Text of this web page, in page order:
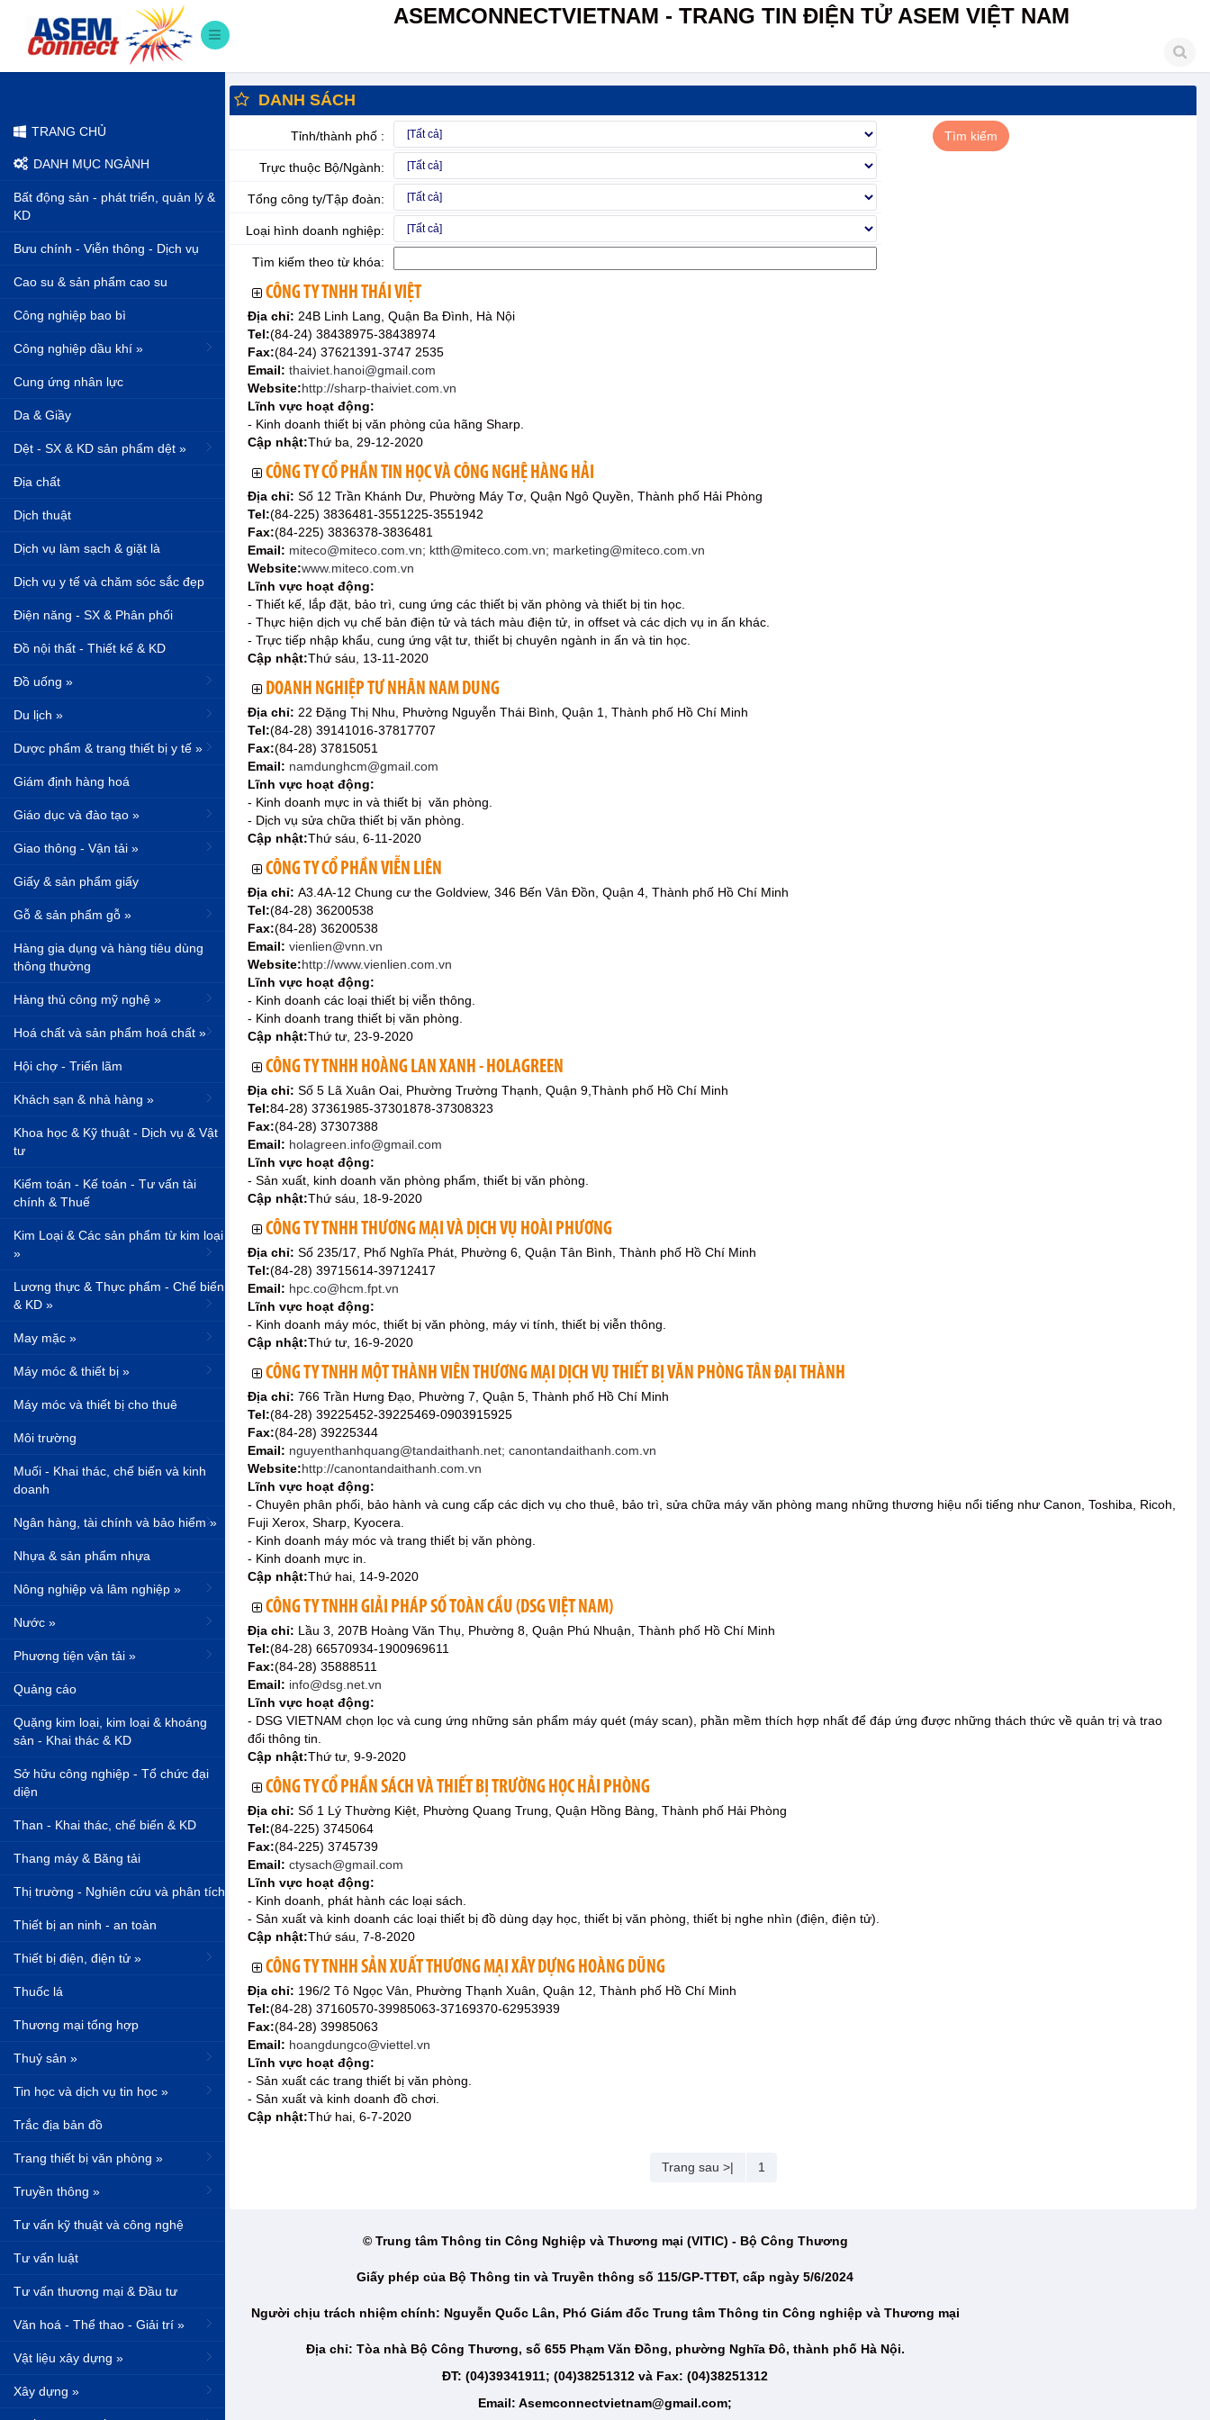
ASEMCONNECTVIETNAM - TRANG TIN ĐIỆN TỬ ASEM VIỆT NAM
TRANG CHỦ
DANH MỤC NGÀNH
Bất động sản - phát triển, quản lý &
KD
Bưu chính - Viễn thông - Dịch vụ
Cao su & sản phẩm cao su
Công nghiệp bao bì
Công nghiệp dầu khí »
Cung ứng nhân lực
Da & Giầy
Dệt - SX & KD sản phẩm dệt »
Địa chất
Dịch thuật
Dịch vụ làm sạch & giặt là
Dịch vụ y tế và chăm sóc sắc đẹp
Điện năng - SX & Phân phối
Đồ nội thất - Thiết kế & KD
Đồ uống »
Du lịch »
Dược phẩm & trang thiết bị y tế »
Giám định hàng hoá
Giáo dục và đào tạo »
Giao thông - Vận tải »
Giấy & sản phẩm giấy
Gỗ & sản phẩm gỗ »
Hàng gia dụng và hàng tiêu dùng
thông thường
Hàng thủ công mỹ nghệ »
Hoá chất và sản phẩm hoá chất »
Hội chợ - Triển lãm
Khách sạn & nhà hàng »
Khoa học & Kỹ thuật - Dịch vụ & Vật
tư
Kiểm toán - Kế toán - Tư vấn tài
chính & Thuế
Kim Loại & Các sản phẩm từ kim loại
»
Lương thực & Thực phẩm - Chế biến
& KD »
May mặc »
Máy móc & thiết bị »
Máy móc và thiết bị cho thuê
Môi trường
Muối - Khai thác, chế biến và kinh
doanh
Ngân hàng, tài chính và bảo hiểm »
Nhựa & sản phẩm nhựa
Nông nghiệp và lâm nghiệp »
Nước »
Phương tiện vận tải »
Quảng cáo
Quặng kim loại, kim loại & khoáng
sản - Khai thác & KD
Sở hữu công nghiệp - Tổ chức đại
diện
Than - Khai thác, chế biến & KD
Thang máy & Băng tải
Thị trường - Nghiên cứu và phân tích
Thiết bị an ninh - an toàn
Thiết bị điện, điện tử »
Thuốc lá
Thương mại tổng hợp
Thuỷ sản »
Tin học và dịch vụ tin học »
Trắc địa bản đồ
Trang thiết bị văn phòng »
Truyền thông »
Tư vấn kỹ thuật và công nghệ
Tư vấn luật
Tư vấn thương mại & Đầu tư
Văn hoá - Thể thao - Giải trí »
Vật liệu xây dựng »
Xây dựng »
DANH SÁCH
Tỉnh/thành phố :
Trực thuộc Bộ/Ngành:
Tổng công ty/Tập đoàn:
Loại hình doanh nghiệp:
Tìm kiếm theo từ khóa:
CÔNG TY TNHH THÁI VIỆT
Địa chỉ: 24B Linh Lang, Quận Ba Đình, Hà Nội
Tel:(84-24) 38438975-38438974
Fax:(84-24) 37621391-3747 2535
Email: thaiviet.hanoi@gmail.com
Website:http://sharp-thaiviet.com.vn
Lĩnh vực hoạt động:
- Kinh doanh thiết bị văn phòng của hãng Sharp.
Cập nhật:Thứ ba, 29-12-2020
CÔNG TY CỔ PHẦN TIN HỌC VÀ CÔNG NGHỆ HÀNG HẢI
Địa chỉ: Số 12 Trần Khánh Dư, Phường Máy Tơ, Quận Ngô Quyền, Thành phố Hải Phòng
Tel:(84-225) 3836481-3551225-3551942
Fax:(84-225) 3836378-3836481
Email: miteco@miteco.com.vn; ktth@miteco.com.vn; marketing@miteco.com.vn
Website:www.miteco.com.vn
Lĩnh vực hoạt động:
- Thiết kế, lắp đặt, bảo trì, cung ứng các thiết bị văn phòng và thiết bị tin học.
- Thực hiện dịch vụ chế bản điện tử và tách màu điện tử, in offset và các dịch vụ in ấn khác.
- Trực tiếp nhập khẩu, cung ứng vật tư, thiết bị chuyên ngành in ấn và tin học.
Cập nhật:Thứ sáu, 13-11-2020
DOANH NGHIỆP TƯ NHÂN NAM DUNG
Địa chỉ: 22 Đặng Thị Nhu, Phường Nguyễn Thái Bình, Quận 1, Thành phố Hồ Chí Minh
Tel:(84-28) 39141016-37817707
Fax:(84-28) 37815051
Email: namdunghcm@gmail.com
Lĩnh vực hoạt động:
- Kinh doanh mực in và thiết bị văn phòng.
- Dịch vụ sửa chữa thiết bị văn phòng.
Cập nhật:Thứ sáu, 6-11-2020
CÔNG TY CỔ PHẦN VIỄN LIÊN
Địa chỉ: A3.4A-12 Chung cư the Goldview, 346 Bến Vân Đồn, Quận 4, Thành phố Hồ Chí Minh
Tel:(84-28) 36200538
Fax:(84-28) 36200538
Email: vienlien@vnn.vn
Website:http://www.vienlien.com.vn
Lĩnh vực hoạt động:
- Kinh doanh các loại thiết bị viễn thông.
- Kinh doanh trang thiết bị văn phòng.
Cập nhật:Thứ tư, 23-9-2020
CÔNG TY TNHH HOÀNG LAN XANH - HOLAGREEN
Địa chỉ: Số 5 Lã Xuân Oai, Phường Trường Thạnh, Quận 9,Thành phố Hồ Chí Minh
Tel:84-28) 37361985-37301878-37308323
Fax:(84-28) 37307388
Email: holagreen.info@gmail.com
Lĩnh vực hoạt động:
- Sản xuất, kinh doanh văn phòng phẩm, thiết bị văn phòng.
Cập nhật:Thứ sáu, 18-9-2020
CÔNG TY TNHH THƯƠNG MẠI VÀ DỊCH VỤ HOÀI PHƯƠNG
Địa chỉ: Số 235/17, Phố Nghĩa Phát, Phường 6, Quận Tân Bình, Thành phố Hồ Chí Minh
Tel:(84-28) 39715614-39712417
Email: hpc.co@hcm.fpt.vn
Lĩnh vực hoạt động:
- Kinh doanh máy móc, thiết bị văn phòng, máy vi tính, thiết bị viễn thông.
Cập nhật:Thứ tư, 16-9-2020
CÔNG TY TNHH MỘT THÀNH VIÊN THƯƠNG MẠI DỊCH VỤ THIẾT BỊ VĂN PHÒNG TÂN ĐẠI THÀNH
Địa chỉ: 766 Trần Hưng Đạo, Phường 7, Quận 5, Thành phố Hồ Chí Minh
Tel:(84-28) 39225452-39225469-0903915925
Fax:(84-28) 39225344
Email: nguyenthanhquang@tandaithanh.net; canontandaithanh.com.vn
Website:http://canontandaithanh.com.vn
Lĩnh vực hoạt động:
- Chuyên phân phối, bảo hành và cung cấp các dịch vụ cho thuê, bảo trì, sửa chữa máy văn phòng mang những thương hiệu nổi tiếng như Canon, Toshiba, Ricoh,
Fuji Xerox, Sharp, Kyocera.
- Kinh doanh máy móc và trang thiết bị văn phòng.
- Kinh doanh mực in.
Cập nhật:Thứ hai, 14-9-2020
CÔNG TY TNHH GIẢI PHÁP SỐ TOÀN CẦU (DSG VIỆT NAM)
Địa chỉ: Lầu 3, 207B Hoàng Văn Thụ, Phường 8, Quận Phú Nhuận, Thành phố Hồ Chí Minh
Tel:(84-28) 66570934-1900969611
Fax:(84-28) 35888511
Email: info@dsg.net.vn
Lĩnh vực hoạt động:
- DSG VIETNAM chọn lọc và cung ứng những sản phẩm máy quét (máy scan), phần mềm thích hợp nhất để đáp ứng được những thách thức về quản trị và trao
đổi thông tin.
Cập nhật:Thứ tư, 9-9-2020
CÔNG TY CỔ PHẦN SÁCH VÀ THIẾT BỊ TRƯỜNG HỌC HẢI PHÒNG
Địa chỉ: Số 1 Lý Thường Kiệt, Phường Quang Trung, Quận Hồng Bàng, Thành phố Hải Phòng
Tel:(84-225) 3745064
Fax:(84-225) 3745739
Email: ctysach@gmail.com
Lĩnh vực hoạt động:
- Kinh doanh, phát hành các loại sách.
- Sản xuất và kinh doanh các loại thiết bị đồ dùng dạy học, thiết bị văn phòng, thiết bị nghe nhìn (điện, điện tử).
Cập nhật:Thứ sáu, 7-8-2020
CÔNG TY TNHH SẢN XUẤT THƯƠNG MẠI XÂY DỰNG HOÀNG DŨNG
Địa chỉ: 196/2 Tô Ngọc Vân, Phường Thạnh Xuân, Quận 12, Thành phố Hồ Chí Minh
Tel:(84-28) 37160570-39985063-37169370-62953939
Fax:(84-28) 39985063
Email: hoangdungco@viettel.vn
Lĩnh vực hoạt động:
- Sản xuất các trang thiết bị văn phòng.
- Sản xuất và kinh doanh đồ chơi.
Cập nhật:Thứ hai, 6-7-2020
Trang sau >| 1
© Trung tâm Thông tin Công Nghiệp và Thương mại (VITIC) - Bộ Công Thương
Giấy phép của Bộ Thông tin và Truyền thông số 115/GP-TTĐT, cấp ngày 5/6/2024
Người chịu trách nhiệm chính: Nguyễn Quốc Lân, Phó Giám đốc Trung tâm Thông tin Công nghiệp và Thương mại
Địa chỉ: Tòa nhà Bộ Công Thương, số 655 Phạm Văn Đồng, phường Nghĩa Đô, thành phố Hà Nội.
ĐT: (04)39341911; (04)38251312 và Fax: (04)38251312
Email: Asemconnectvietnam@gmail.com;